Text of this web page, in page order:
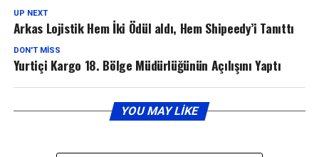
UP NEXT
Arkas Lojistik Hem İki Ödül aldı, Hem Shipeedy’i Tanıttı
DON'T MISS
Yurtiçi Kargo 18. Bölge Müdürlüğünün Açılışını Yaptı
YOU MAY LIKE